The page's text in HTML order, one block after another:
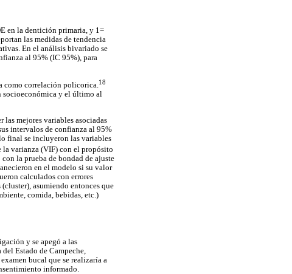
en la dentición primaria, y 1=
las medidas de tendencia
En el análisis bivariado se
al 95% (IC 95%), para
como correlación policorica.18
socioeconómica y el último al
mejores variables asociadas
intervalos de confianza al 95%
final se incluyeron las variables
varianza (VIF) con el propósito
la prueba de bondad de ajuste
en el modelo si su valor
calculados con errores
asumiendo entonces que
comida, bebidas, etc.)
y se apegó a las
Estado de Campeche,
bucal que se realizaría a
informado.